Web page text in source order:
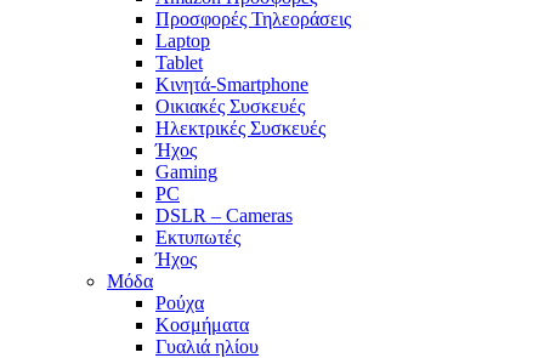
Προσφορές Τηλεοράσεις
Laptop
Tablet
Κινητά-Smartphone
Οικιακές Συσκευές
Hλεκτρικές Συσκευές
Ήχος
Gaming
PC
DSLR – Cameras
Εκτυπωτές
Ήχος
Μόδα
Ρούχα
Κοσμήματα
Γυαλιά ηλίου